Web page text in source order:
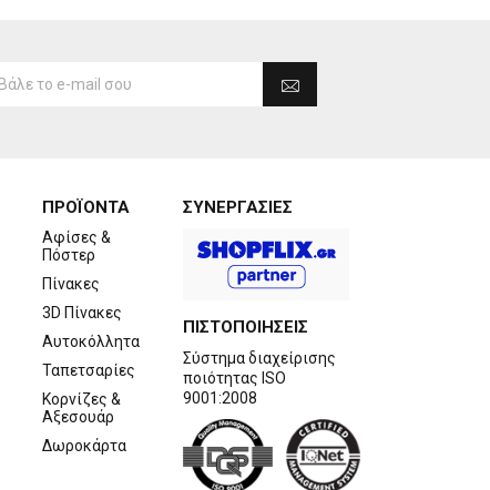
ΠΡΟΪΟΝΤΑ
Αφίσες &
Πόστερ
Πίνακες
3D Πίνακες
Αυτοκόλλητα
Ταπετσαρίες
Κορνίζες &
Αξεσουάρ
Δωροκάρτα
ΣΥΝΕΡΓΑΣΙΕΣ
ΠΙΣΤΟΠΟΙΗΣΕΙΣ
Σύστημα διαχείρισης
ποιότητας ISO
9001:2008